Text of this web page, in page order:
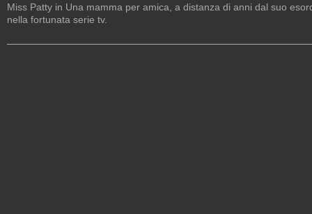
Miss Patty in Una mamma per amica, a distanza di anni dal suo
nella fortunata serie tv.